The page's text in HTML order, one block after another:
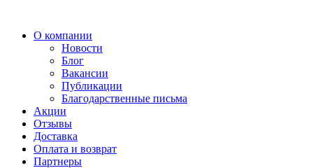
О компании
Новости
Блог
Вакансии
Публикации
Благодарственные письма
Акции
Отзывы
Доставка
Оплата и возврат
Партнеры